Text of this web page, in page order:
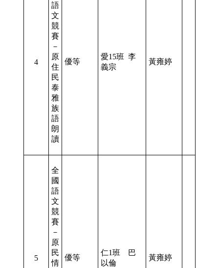
4
語
文
競
賽
－
原
住
民
泰
雅
族
語
朗
讀
優等
愛15班 李
義宗
黃雍婷
5
全
國
語
文
競
賽
－
原
民
情
優等
仁1班 巴
以倫
黃雍婷